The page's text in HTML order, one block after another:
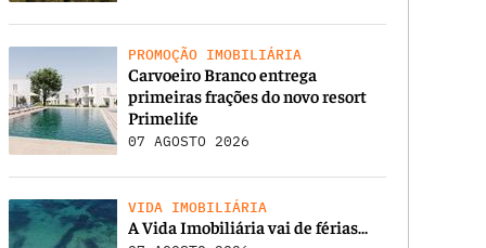
PROMOÇÃO IMOBILIÁRIA
Carvoeiro Branco entrega
primeiras frações do novo resort
Primelife
07 AGOSTO 2026
VIDA IMOBILIÁRIA
A Vida Imobiliária vai de férias…